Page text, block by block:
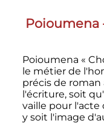
Poioumena
Poioumena «
le métier de
précis de
l'écriture, soit
vaille pour l'acte
y soit l'image